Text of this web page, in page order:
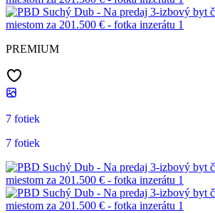
PREMIUM
7 fotiek
7 fotiek